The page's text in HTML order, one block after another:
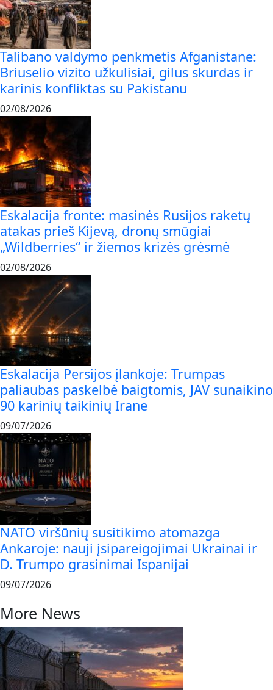
Talibano valdymo penkmetis Afganistane:
Briuselio vizito užkulisiai, gilus skurdas ir
karinis konfliktas su Pakistanu
02/08/2026
Eskalacija fronte: masinės Rusijos raketų
atakas prieš Kijevą, dronų smūgiai
„Wildberries“ ir žiemos krizės grėsmė
02/08/2026
Eskalacija Persijos įlankoje: Trumpas
paliaubas paskelbė baigtomis, JAV sunaikino
90 karinių taikinių Irane
09/07/2026
NATO viršūnių susitikimo atomazga
Ankaroje: nauji įsipareigojimai Ukrainai ir
D. Trumpo grasinimai Ispanijai
09/07/2026
More News